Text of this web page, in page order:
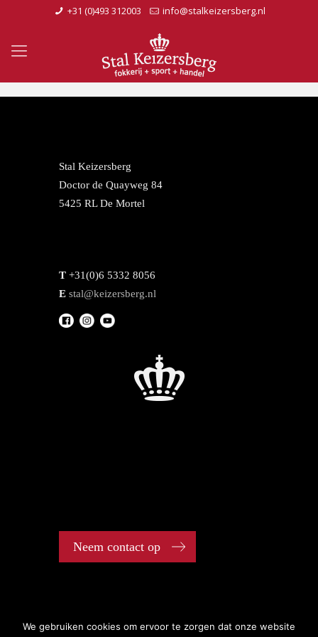
+31 (0)493 312003 info@stalkeizersberg.nl
Stal Keizersberg
Doctor de Quayweg 84
5425 RL De Mortel
T +31(0)6 5332 8056
E stal@keizersberg.nl
Neem contact op
We gebruiken cookies om ervoor te zorgen dat onze website